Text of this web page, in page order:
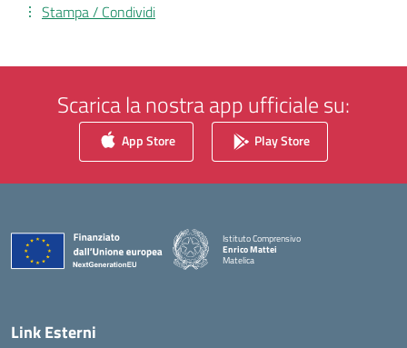
Stampa / Condividi
Scarica la nostra app ufficiale su:
App Store Play Store
Istituto Comprensivo
Enrico Mattei
Matelica
Link Esterni